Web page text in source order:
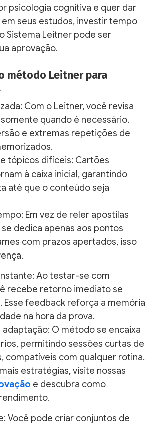
psicologia cognitiva e quer dar
em seus estudos, investir tempo
Sistema Leitner pode ser
aprovação.
método Leitner para
Com o Leitner, você revisa
quando é necessário.
e extremas repetições de
tópicos difíceis: Cartões
à caixa inicial, garantindo
até que o conteúdo seja
Em vez de reler apostilas
dedica apenas aos pontos
com prazos apertados, isso
Ao testar-se com
recebe retorno imediato se
Esse feedback reforça a memória
na hora da prova.
adaptação: O método se encaixa
permitindo sessões curtas de
compatíveis com qualquer rotina.
estratégias, visite nossas
e descubra como
Você pode criar conjuntos de